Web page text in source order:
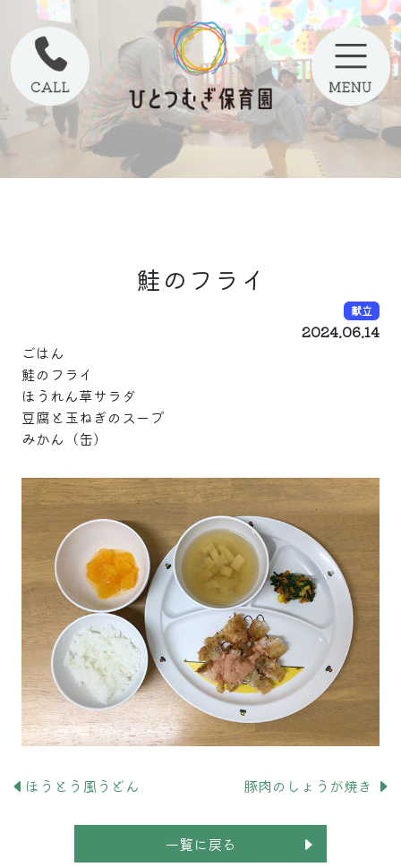
鮭のフライ
献立
2024.06.14
ごはん
鮭のフライ
ほうれん草サラダ
豆腐と玉ねぎのスープ
みかん（缶）
ほうとう風うどん 豚肉のしょうが焼き
一覧に戻る